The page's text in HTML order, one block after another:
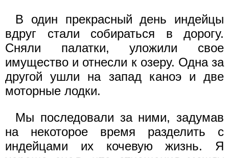
В один прекрасный день индейцы
вдруг стали собираться в дорогу.
Сняли палатки, уложили свое
имущество и отнесли к озеру. Одна за
другой ушли на запад каноэ и две
моторные лодки.
Мы последовали за ними, задумав
на некоторое время разделить с
индейцами их кочевую жизнь. Я